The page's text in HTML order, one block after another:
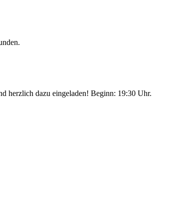
herzlich dazu eingeladen! Beginn: 19:30 Uhr.